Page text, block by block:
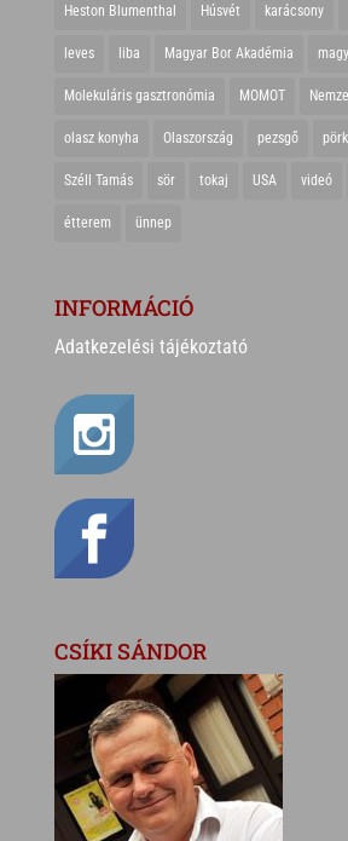
Heston Blumenthal Húsvét karácsony
leves liba Magyar Bor Akadémia
Molekuláris gasztronómia MOMOT
olasz konyha Olaszország pezsgő
Széll Tamás sör tokaj USA videó
étterem ünnep
INFORMÁCIÓ
Adatkezelési tájékoztató
CSÍKI SÁNDOR